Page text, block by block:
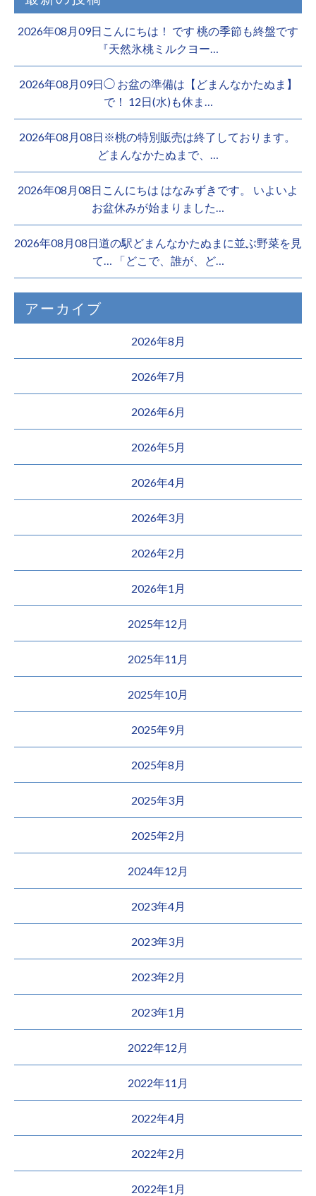
2026年08月09日こんにちは！ です 桃の季節も終盤です
『天然氷桃ミルクヨー…
2026年08月09日◯ お盆の準備は【どまんなかたぬま】
で！ 12日(水)も休ま…
2026年08月08日※桃の特別販売は終了しております。 ️
どまんなかたぬまで、…
2026年08月08日こんにちは はなみずきです。 いよいよ
お盆休みが始まりました…
2026年08月08日道の駅どまんなかたぬまに並ぶ野菜を見
て… 「どこで、誰が、ど…
アーカイブ
2026年8月
2026年7月
2026年6月
2026年5月
2026年4月
2026年3月
2026年2月
2026年1月
2025年12月
2025年11月
2025年10月
2025年9月
2025年8月
2025年3月
2025年2月
2024年12月
2023年4月
2023年3月
2023年2月
2023年1月
2022年12月
2022年11月
2022年4月
2022年2月
2022年1月